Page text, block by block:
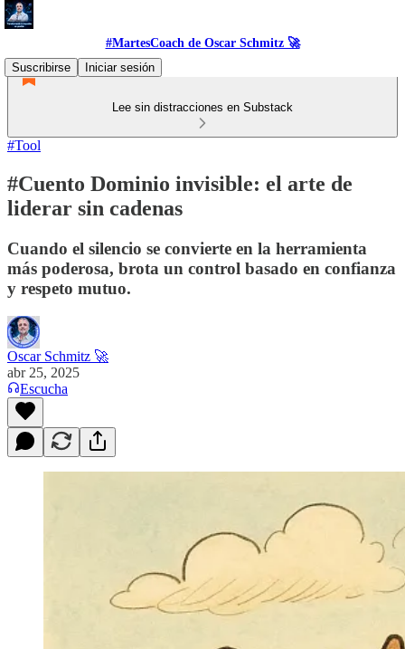
#MartesCoach de Oscar Schmitz 🚀
Suscribirse
Iniciar sesión
Lee sin distracciones en Substack
#Tool
#Cuento Dominio invisible: el arte de
liderar sin cadenas
Cuando el silencio se convierte en la herramienta
más poderosa, brota un control basado en confianza
y respeto mutuo.
Oscar Schmitz 🚀
abr 25, 2025
Escucha